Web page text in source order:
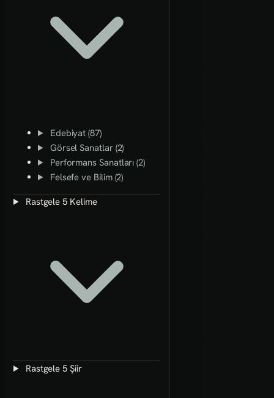
Edebiyat (87)
Görsel Sanatlar (2)
Performans Sanatları (2)
Felsefe ve Bilim (2)
Rastgele 5 Kelime
Rastgele 5 Şiir